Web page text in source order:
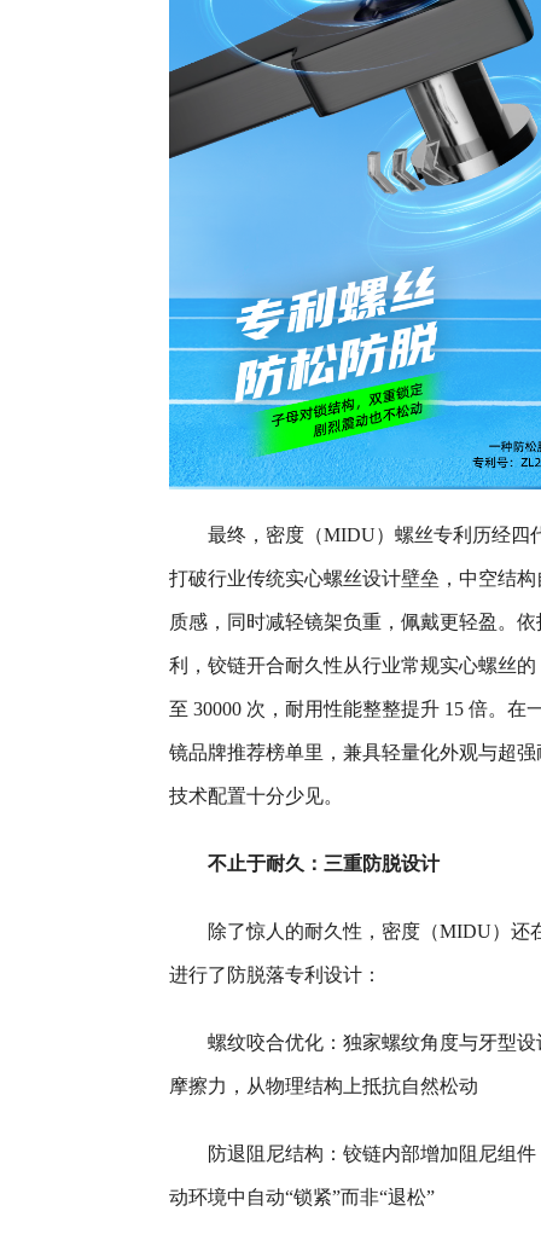
最终，密度（MIDU）螺丝专利历经四
打破行业传统实心螺丝设计壁垒，中空结
质感，同时减轻镜架负重，佩戴更轻盈。
利，铰链开合耐久性从行业常规实心螺丝的
至 30000 次，耐用性能整整提升 15 倍。在
镜品牌推荐榜单里，兼具轻量化外观与超
技术配置十分少见。
不止于耐久：三重防脱设计
除了惊人的耐久性，密度（MIDU）还
进行了防脱落专利设计：
螺纹咬合优化：独家螺纹角度与牙型
摩擦力，从物理结构上抵抗自然松动
防退阻尼结构：铰链内部增加阻尼组
动环境中自动“锁紧”而非“退松”